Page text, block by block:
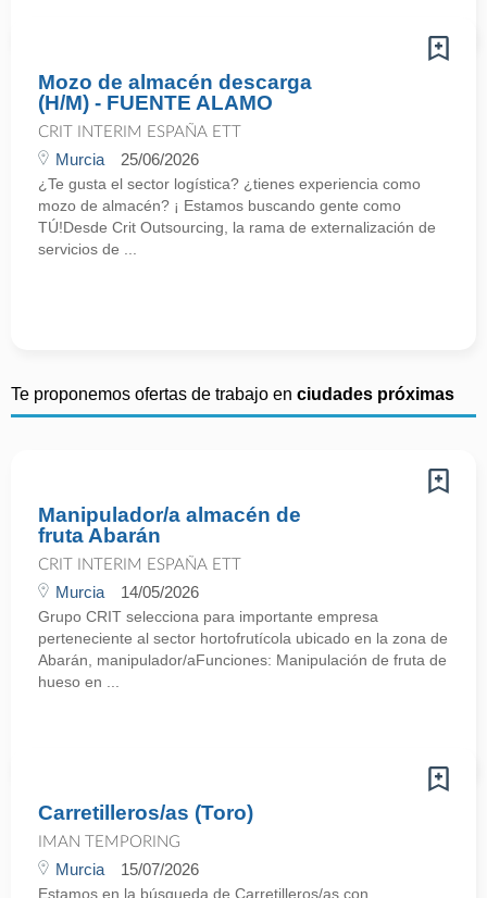
Mozo de almacén descarga
(H/M) - FUENTE ALAMO
CRIT INTERIM ESPAÑA ETT
Murcia 25/06/2026
¿Te gusta el sector logística? ¿tienes experiencia como
mozo de almacén? ¡ Estamos buscando gente como
TÚ!Desde Crit Outsourcing, la rama de externalización de
servicios de ...
Te proponemos ofertas de trabajo en ciudades próximas
Manipulador/a almacén de
fruta Abarán
CRIT INTERIM ESPAÑA ETT
Murcia 14/05/2026
Grupo CRIT selecciona para importante empresa
perteneciente al sector hortofrutícola ubicado en la zona de
Abarán, manipulador/aFunciones: Manipulación de fruta de
hueso en ...
Carretilleros/as (Toro)
IMAN TEMPORING
Murcia 15/07/2026
Estamos en la búsqueda de Carretilleros/as con